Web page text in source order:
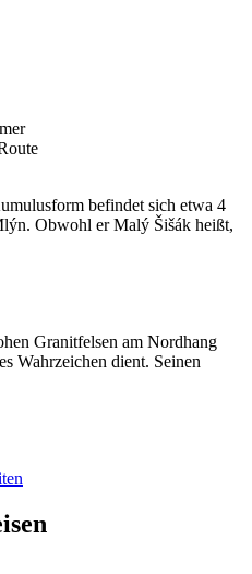
befindet sich etwa 4
Obwohl er Malý Šišák heißt,
Granitfelsen am Nordhang
Wahrzeichen dient. Seinen